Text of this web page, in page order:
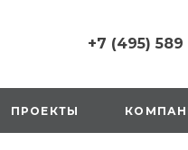
+7 (495) 589
+7 (495) 589 6215
г. Москва,
ул., д.1, вход с
стороны ТТК
ПРОЕКТЫ